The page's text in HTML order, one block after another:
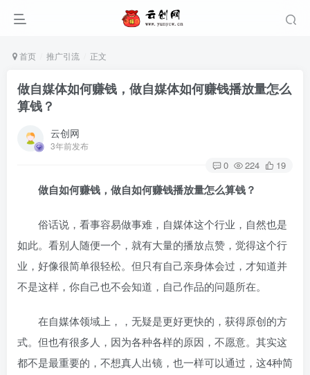
首页 推广引流 正文
做自媒体如何赚钱，做自媒体如何赚钱播放量怎么
算钱？
云创网
3年前发布
0 224 19
做自如何赚钱，做自如何赚钱播放量怎么算钱？
俗话说，看事容易做事难，自媒体这个行业，自然也是
如此。看别人随便一个，就有大量的播放点赞，觉得这个行
业，好像很简单很轻松。但只有自己亲身体会过，才知道并
不是这样，你自己也不会知道，自己作品的问题所在。
在自媒体领域上，，无疑是更好更快的，获得原创的方
式。但也有很多人，因为各种各样的原因，不愿意。其实这
都不是最重要的，不想真人出镜，也一样可以通过，这4种简